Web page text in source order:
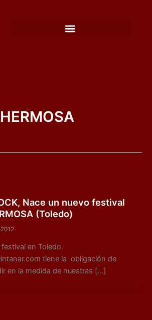
Nace un nuevo festival
(Toledo)
en Toledo.
tiene la obligación de
en la medida de nuestras […]